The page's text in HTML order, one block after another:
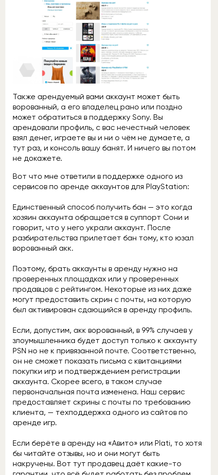
Также арендуемый вами аккаунт может быть
ворованный, а его владелец рано или поздно
может обратиться в поддержку Sony. Вы
арендовали профиль, с вас нечестный человек
взял денег, играете вы и ни о чём не думаете, а
тут раз, и консоль вашу банят. И ничего вы потом
не докажете.
Вот что мне ответили в поддержке одного из
сервисов по аренде аккаунтов для PlayStation:
Единственный способ получить бан — это когда
хозяин аккаунта обращается в суппорт Сони и
говорит, что у него украли аккаунт. После
разбирательства прилетает бан тому, кто юзал
ворованный акк.
Поэтому, брать аккаунты в аренду нужно на
проверенных площадках или у проверенных
продавцов с рейтингом. Некоторые из них даже
могут предоставить скрин с почты, на которую
был активирован сдающийся в аренду профиль.
Если, допустим, акк ворованный, в 99% случаев у
злоумышленника будет доступ только к аккаунту
PSN но не к привязанной почте. Соответственно,
он не сможет показать письма с квитанциями
покупки игр и подтверждением регистрации
аккаунта. Скорее всего, в таком случае
первоначальная почта изменена. Наш сервис
предоставляет скрины с почты по требованию
клиента, — техподдержка одного из сайтов по
аренде игр.
Если берёте в аренду на «Авито» или Plati, то хотя
бы читайте отзывы, но и они могут быть
накручены. Вот тут продавец даёт какие-то